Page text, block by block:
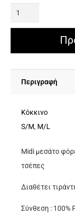
Midi
Κλος
Τσέπες
Περιγραφή
Κόκκινο
S/M, M/L
Midi μεσάτο
τσέπες
Διαθέτει
Σύνθεση : 100%